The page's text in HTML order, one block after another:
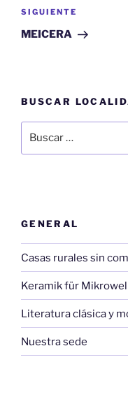
Siguiente
entrada
SIGUIENTE
MEICERA
BUSCAR
por:
GENERAL
Casas rurales sin
Keramik für
Literatura clásica y
Nuestra sede